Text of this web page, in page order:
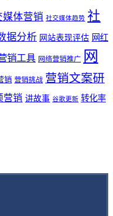
媒体营销 社交媒体趋势 社
据分析 网站表现评估 网红
销工具 网络营销推广 网
销 营销挑战 营销文案研
营销 讲故事 谷歌更新 转化率